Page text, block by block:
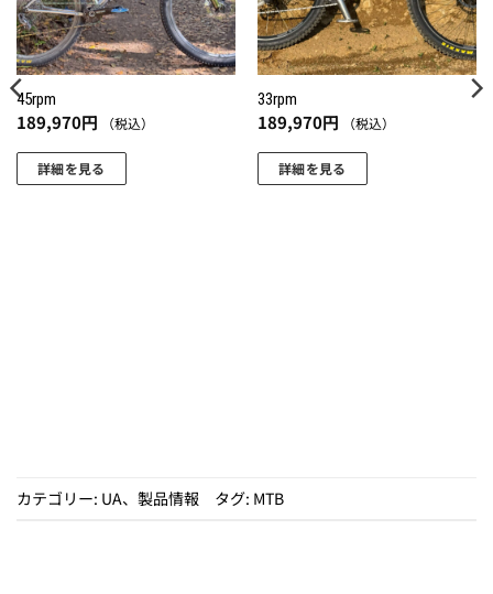
45rpm
189,970円 （税込）
詳細を見る
33rpm
189,970円 （税込）
詳細を見る
カテゴリー: UA、 製品情報 タグ: MTB